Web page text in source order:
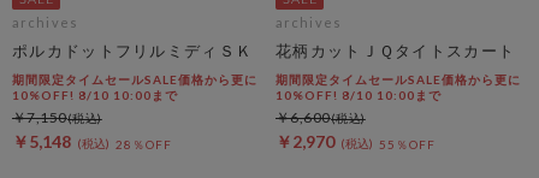
archives
ポルカドットフリルミディＳＫ
期間限定タイムセールSALE価格から更に
10%OFF! 8/10 10:00まで
￥5,148 28％OFF
￥7,150
archives
花柄カットＪＱタイトスカート
期間限定タイムセールSALE価格から更に
10%OFF! 8/10 10:00まで
￥2,970 55％OFF
￥6,600